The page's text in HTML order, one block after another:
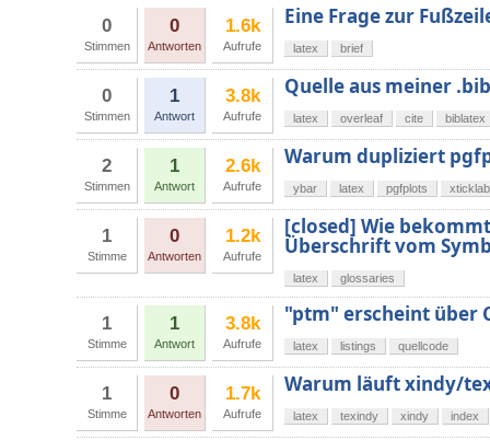
0
Stimmen
0
Antworten
1.6k
Aufrufe
Eine Frage zur
latex brief
0
Stimmen
1
Antwort
3.8k
Aufrufe
Quelle aus meiner
latex overleaf cite biblatex
2
Stimmen
1
Antwort
2.6k
Aufrufe
Warum dupliziert
ybar latex pgfplots
1
Stimme
0
Antworten
1.2k
Aufrufe
[closed] Wie
Überschrift vom
latex glossaries
1
Stimme
1
Antwort
3.8k
Aufrufe
"ptm" erscheint über
latex listings quellcode
1
Stimme
0
Antworten
1.7k
Aufrufe
Warum läuft xindy/
latex texindy xindy index